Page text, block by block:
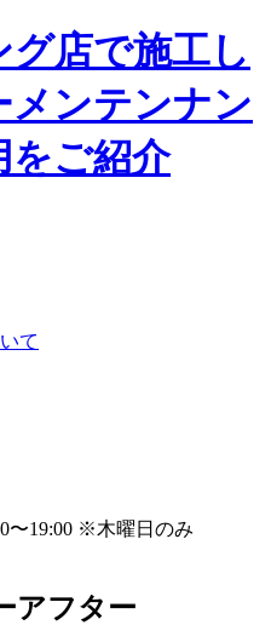
店で施工し
メンテンナン
をご紹介
て
〜19:00 ※木曜日のみ
アフター